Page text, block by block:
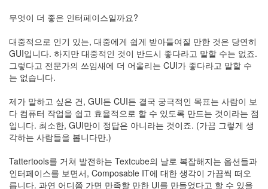
무엇이 더 좋은 인터페이스일까요?
대중적으로 인기 있는, 대중에게 쉽게 받아들여질 만한 것은 당연히
GUI입니다. 하지만 대중적인 것이 반드시 좋다라고 말할 수는 없죠.
그렇다고 전문가의 쓰임새에 더 어울리는 CUI가 좋다라고 말할 수
는 없습니다.
제가 말하고 싶은 건, GUI든 CUI든 결국 궁극적인 목표는 사람이 보
다 컴퓨터 작업을 쉽고 효율적으로 할 수 있도록 만드는 것이라는 점
입니다. 최소한, GUI만이 정답은 아니라는 것이죠. (가끔 그렇게 생
각하는 사람들을 봅니다만.)
Tattertools를 거쳐 발전하는 Textcube의 날로 복잡해지는 옵션들과
인터페이스를 보면서, Composable IT에 대한 생각이 가끔씩 떠오
릅니다. 과연 어디쯤 가면 만족할 만한 UI를 만들었다고 할 수 있을
전
체
130
따
뜻
한
이
야
기
33
차
가